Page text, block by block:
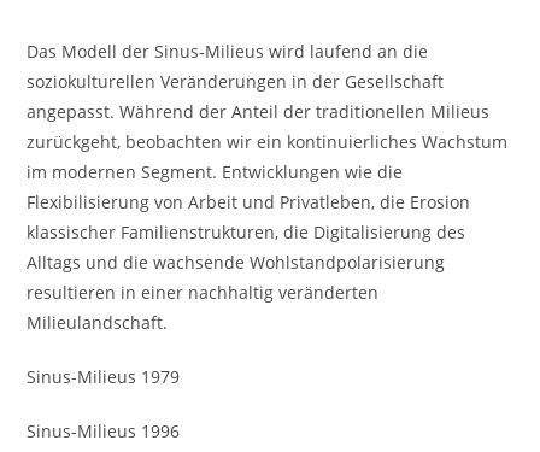
Das Modell der Sinus‐Milieus wird laufend an die
soziokulturellen Veränderungen in der Gesellschaft
angepasst. Während der Anteil der traditionellen Milieus
zurückgeht, beobachten wir ein kontinuierliches Wachstum
im modernen Segment. Entwicklungen wie die
Flexibilisierung von Arbeit und Privatleben, die Erosion
klassischer Familienstrukturen, die Digitalisierung des
Alltags und die wachsende Wohlstandpolarisierung
resultieren in einer nachhaltig veränderten
Milieulandschaft.
Sinus-Milieus 1979
Sinus-Milieus 1996